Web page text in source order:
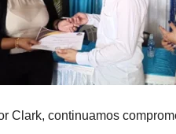
Clark, continuamos